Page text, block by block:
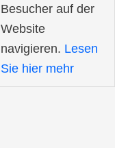
Besucher auf der
Website
navigieren. Lesen
Sie hier mehr